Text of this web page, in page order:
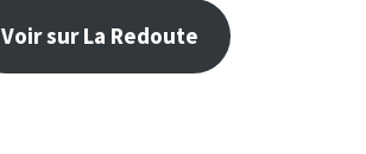
Voir sur La Redoute